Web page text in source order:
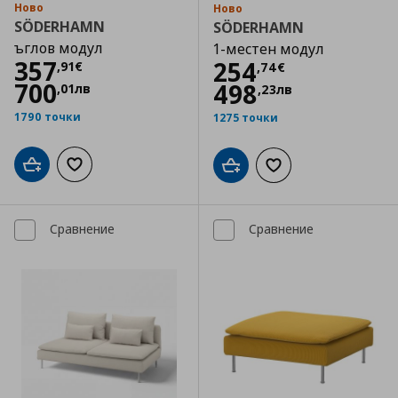
Ново
SÖDERHAMN
ъглов модул
357,91€
Цена
700,01лв
1790 точки
Добави в кошницата
Добави към списъка с любими
Ново
SÖDERHAMN
1-местен модул
254,74€
Цена254,74 €
498,23лв
1275 точки
Добави в кошницата
Добави към
Сравнение Сравнение